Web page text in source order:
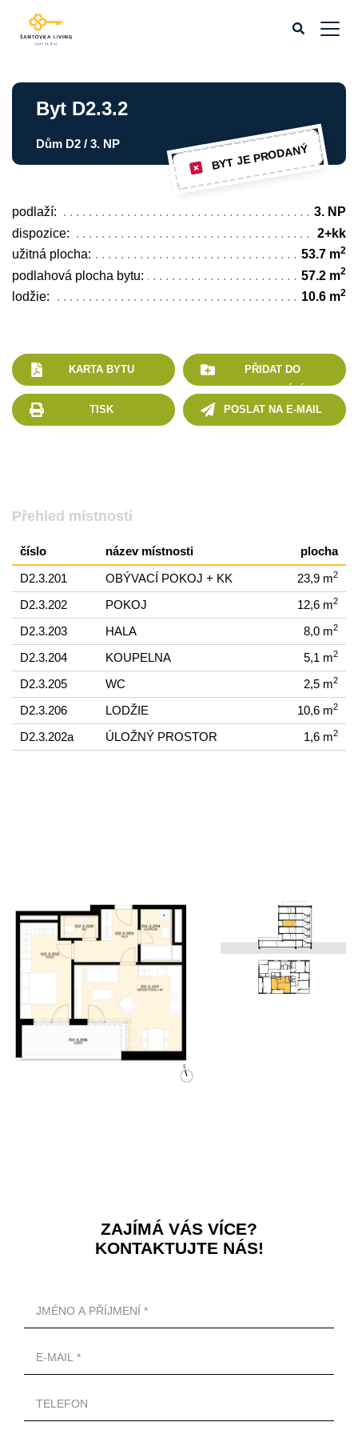
Byt D2.3.2
Dům D2 / 3. NP BYT JE PRODANÝ
podlaží:
3. NP
dispozice:
2+kk
užitná plocha:
53.7 m2
podlahová plocha bytu: 57.2 m2
lodžie: 10.6 m2
KARTA BYTU
PŘIDAT DO
TISK
POSLAT NA E-MAIL
Přehled místností
číslo název místnosti plocha
D2.3.201 OBÝVACÍ POKOJ + KK 23,9 m2
D2.3.202 POKOJ 12,6 m2
D2.3.203 HALA 8,0 m2
D2.3.204 KOUPELNA 5,1 m2
D2.3.205 WC 2,5 m2
D2.3.206 LODŽIE 10,6 m2
D2.3.202a ÚLOŽNÝ PROSTOR 1,6 m2
ZAJÍMÁ VÁS VÍCE?
KONTAKTUJTE NÁS!